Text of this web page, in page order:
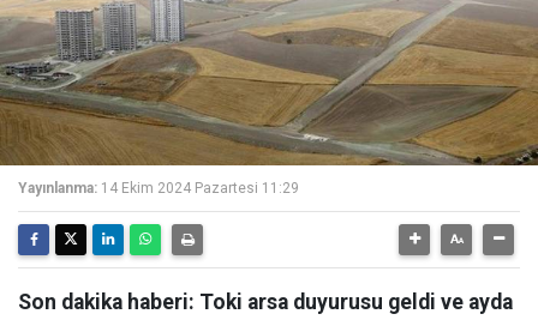
Yayınlanma: 14 Ekim 2024 Pazartesi 11:29
Son dakika haberi: Toki arsa duyurusu geldi ve ayda